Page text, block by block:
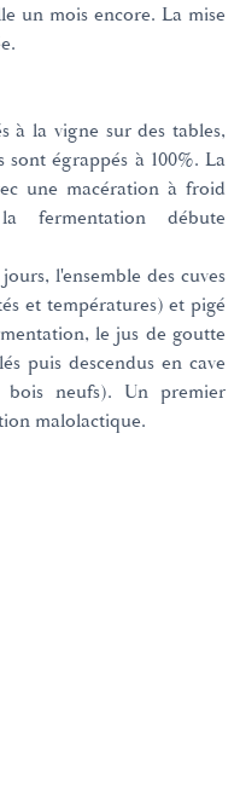
un mois encore. La mise
à la vigne sur des tables,
égrappés à 100%. La
une macération à froid
fermentation débute
l'ensemble des cuves
et températures) et pigé
le jus de goutte
puis descendus en cave
neufs). Un premier
malolactique.